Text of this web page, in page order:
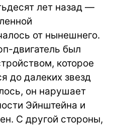
лет назад —
от нынешнего.
двигатель был
которое
до далеких звезд
он нарушает
Эйнштейна и
С другой стороны,